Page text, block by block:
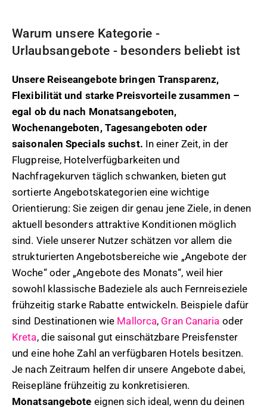
Warum unsere Kategorie -
Urlaubsangebote - besonders beliebt ist
Unsere Reiseangebote bringen Transparenz,
Flexibilität und starke Preisvorteile zusammen –
egal ob du nach Monatsangeboten,
Wochenangeboten, Tagesangeboten oder
saisonalen Specials suchst. In einer Zeit, in der
Flugpreise, Hotelverfügbarkeiten und
Nachfragekurven täglich schwanken, bieten gut
sortierte Angebotskategorien eine wichtige
Orientierung: Sie zeigen dir genau jene Ziele, in denen
aktuell besonders attraktive Konditionen möglich
sind. Viele unserer Nutzer schätzen vor allem die
strukturierten Angebotsbereiche wie „Angebote der
Woche“ oder „Angebote des Monats“, weil hier
sowohl klassische Badeziele als auch Fernreiseziele
frühzeitig starke Rabatte entwickeln. Beispiele dafür
sind Destinationen wie Mallorca, Gran Canaria oder
Kreta, die saisonal gut einschätzbare Preisfenster
und eine hohe Zahl an verfügbaren Hotels besitzen.
Je nach Zeitraum helfen dir unsere Angebote dabei,
Reisepläne frühzeitig zu konkretisieren.
Monatsangebote eignen sich ideal, wenn du deinen